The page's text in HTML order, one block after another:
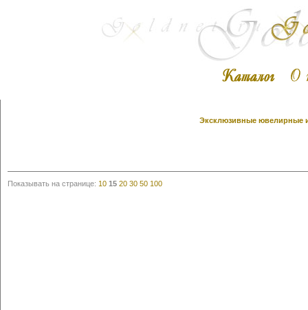
Эксклюзивные ювелирные
Показывать на странице: 10 15 20 30 50 100